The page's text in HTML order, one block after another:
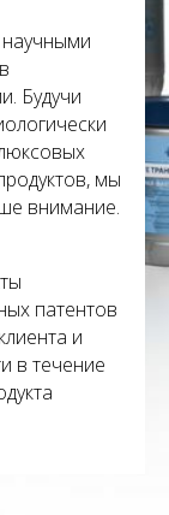
Будучи
мы
внимание.
патентов
и
в течение